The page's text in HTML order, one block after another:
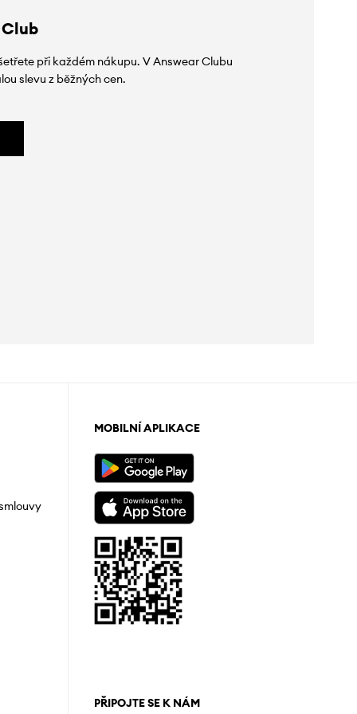
při každém nákupu. V Answear Clubu
slevu z běžných cen.
MOBILNÍ APLIKACE
PŘIPOJTE SE K NÁM